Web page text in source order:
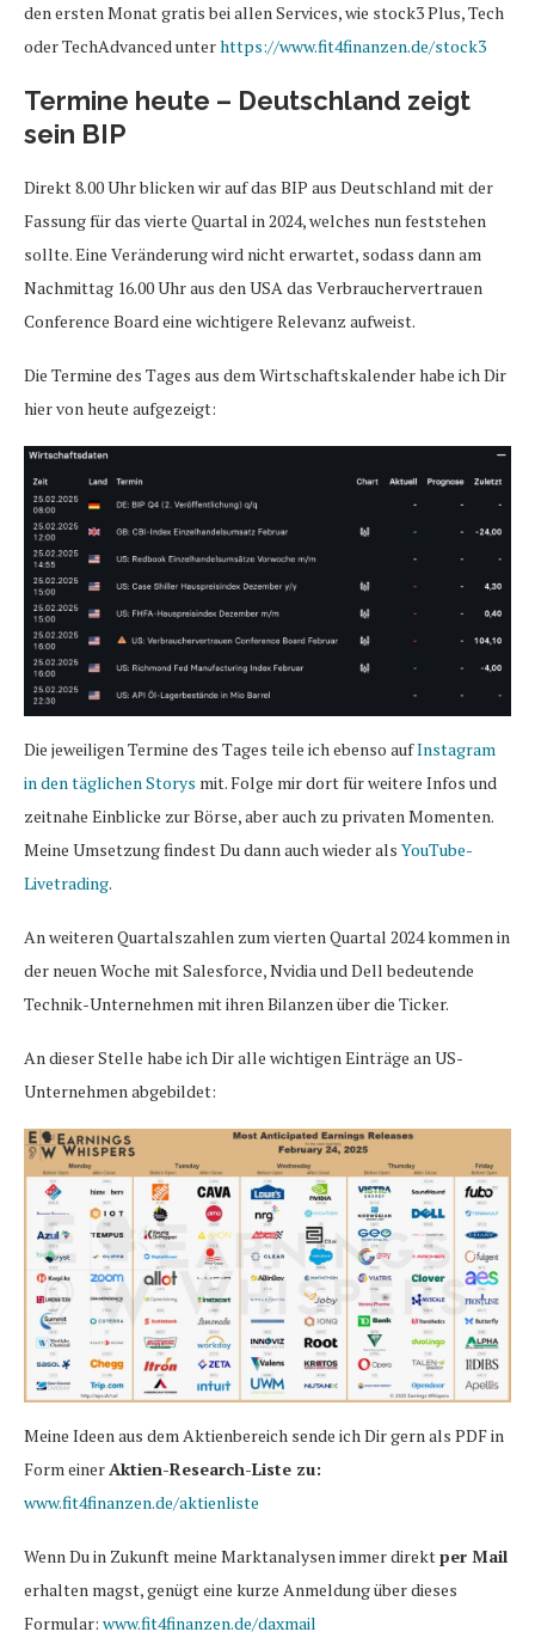
den ersten Monat gratis bei allen Services, wie stock3 Plus, Tech
oder TechAdvanced unterhttps://www.fit4finanzen.de/stock3
Termine heute – Deutschland zeigt
sein BIP
Direkt 8.00 Uhr blicken wir auf das BIP aus Deutschland mit der
Fassung für das vierte Quartal in 2024, welches nun feststehen
sollte. Eine Veränderung wird nicht erwartet, sodass dann am
Nachmittag 16.00 Uhr aus den USA das Verbrauchervertrauen
Conference Board eine wichtigere Relevanz aufweist.
Die Termine des Tages aus dem Wirtschaftskalender habe ich Dir
hier von heute aufgezeigt:
Die jeweiligen Termine des Tages teile ich ebenso aufInstagram
in den täglichen Storys mit. Folge mir dort für weitere Infos und
zeitnahe Einblicke zur Börse, aber auch zu privaten Momenten.
Meine Umsetzung findest Du dann auch wieder alsYouTube-
Livetrading.
An weiteren Quartalszahlen zum vierten Quartal 2024 kommen in
der neuen Woche mit Salesforce, Nvidia und Dell bedeutende
Technik-Unternehmen mit ihren Bilanzen über die Ticker.
An dieser Stelle habe ich Dir alle wichtigen Einträge an US-
Unternehmen abgebildet:
Meine Ideen aus dem Aktienbereich sende ich Dir gern als PDF in
Form einerAktien-Research-Liste zu:
www.fit4finanzen.de/aktienliste
Wenn Du in Zukunft meine Marktanalysen immer direktper Mail
erhalten magst, genügt eine kurze Anmeldung über dieses
Formular: www.fit4finanzen.de/daxmail